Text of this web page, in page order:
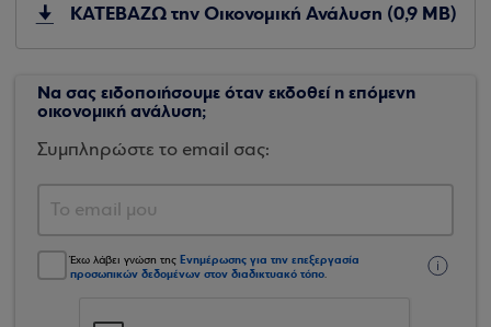
ΚΑΤΕΒΑΖΩ την Οικονομική Ανάλυση (0,9 MB)
Να σας ειδοποιήσουμε όταν εκδοθεί η επόμενη
οικονομική ανάλυση;
Συμπληρώστε το email σας:
Έχω λάβει γνώση της Ενημέρωσης για την επεξεργασία
προσωπικών δεδομένων στον διαδικτυακό τόπο.